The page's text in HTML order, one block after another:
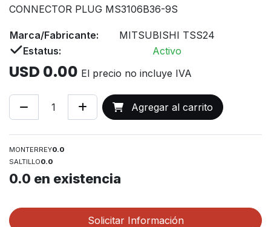
CONNECTOR PLUG MS3106B36-9S
Marca/Fabricante:
MITSUBISHI TSS24
Estatus:
Activo
USD 0.00 El precio no incluye IVA
Agregar al carrito
MONTERREY0.0
SALTILLO0.0
0.0 en existencia
Solicitar Información